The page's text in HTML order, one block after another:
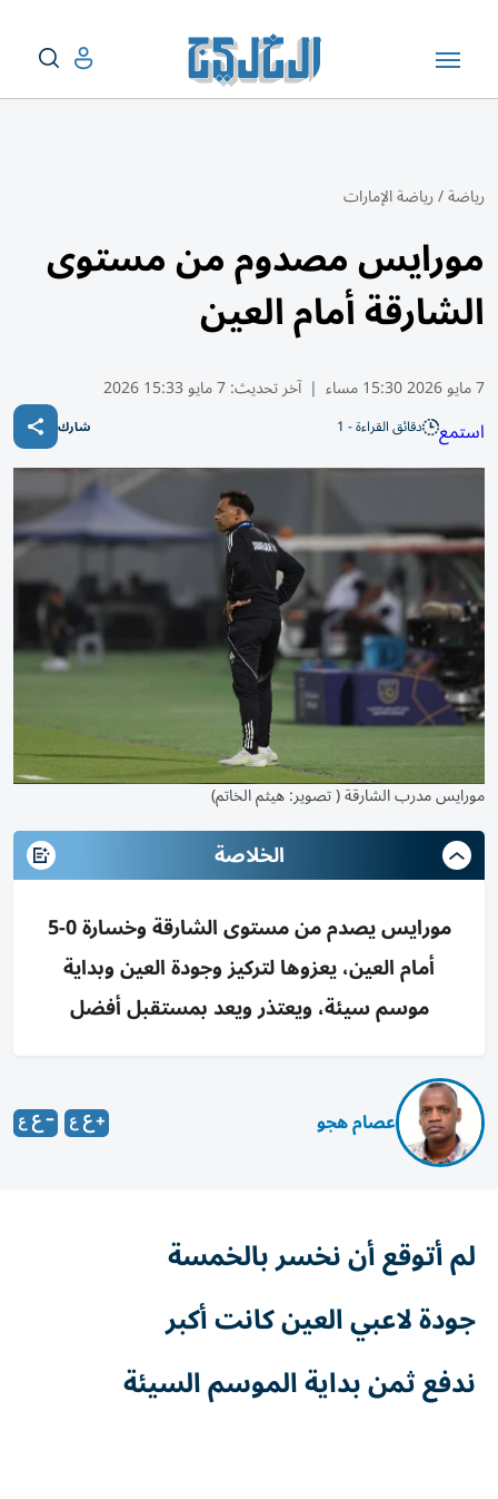
رياضة/رياضة الإمارات
مورايس مصدوم من مستوى
الشارقة أمام العين
7 مايو 2026 15:30 مساء | آخر تحديث:7 مايو 15:33 2026
استمع دقائق القراءة - 1 شارك
مورايس مدرب الشارقة ( تصوير: هيثم الخاتم)
الخلاصة
مورايس يصدم من مستوى الشارقة وخسارة 0-5
أمام العين، يعزوها لتركيز وجودة العين وبداية
موسم سيئة، ويعتذر ويعد بمستقبل أفضل
عصام هجو
لم أتوقع أن نخسر بالخمسة
جودة لاعبي العين كانت أكبر
ندفع ثمن بداية الموسم السيئة